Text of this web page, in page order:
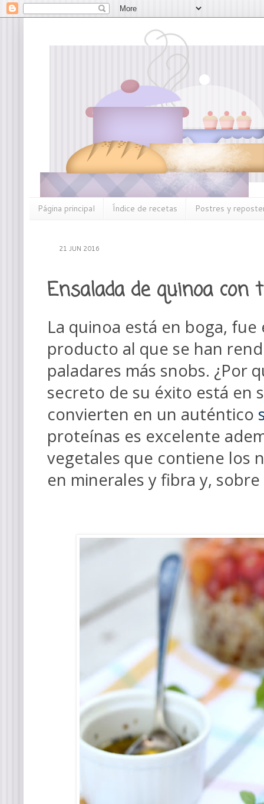
Página principal Índice de recetas Postres y
21 JUN 2016
Ensalada de quinoa
La quinoa está en boga,
producto al que se han
paladares más snobs. ¿Por
secreto de su éxito está en
convierten en un auténtico
proteínas es excelente
vegetales que contiene los
en minerales y fibra y,